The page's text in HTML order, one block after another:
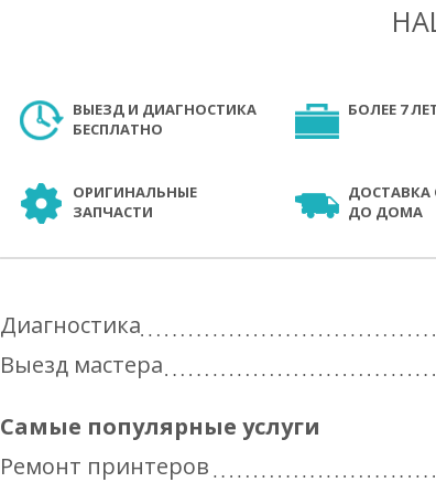
ВЫЕЗД И ДИАГНОСТИКА
БЕСПЛАТНО
БОЛЕЕ 7
ОРИГИНАЛЬНЫЕ
ЗАПЧАСТИ
ДО ДОМА
Диагностика
Выезд мастера
Самые популярные услуги
Ремонт принтеров